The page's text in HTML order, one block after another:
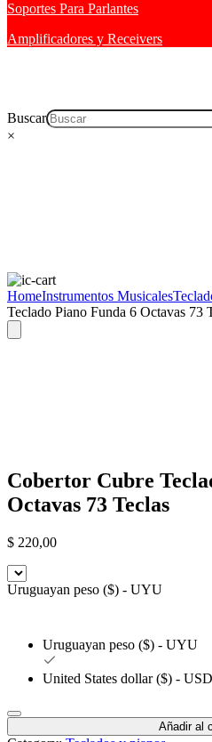
Soportes Para Parlantes
Amplificadores y Receivers
Buscar
×
HomeInstrumentos Musicales
Teclado Piano Funda 6 Octavas 73
Cobertor Cubre
Octavas 73 Teclas
$ 220,00
Uruguayan peso ($) - UYU
Uruguayan peso ($) - UYU
United States dollar ($) - USD
Añadir al